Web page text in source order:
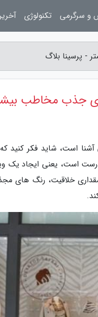
- پرسینا بلاگ
جذب مخاطب
آشنا است، شاید فکر کنید
است، یعنی ایجاد یک
خلاقیت، رنگ های
و سرگرمی تکنولوژی